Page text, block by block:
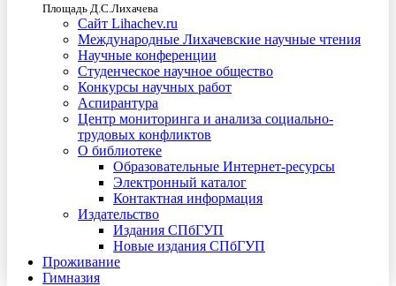
Площадь Д.С.Лихачева
Сайт Lihachev.ru
Международные Лихачевские научные чтения
Научные конференции
Студенческое научное общество
Конкурсы научных работ
Аспирантура
Центр мониторинга и анализа социально-
трудовых конфликтов
О библиотеке
Образовательные Интернет-ресурсы
Электронный каталог
Контактная информация
Издательство
Издания СПбГУП
Новые издания СПбГУП
Проживание
Гимназия